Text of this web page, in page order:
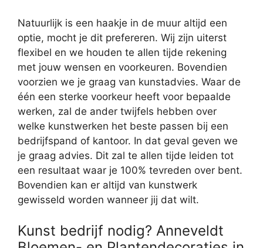
Natuurlijk is een haakje in de muur altijd een
optie, mocht je dit prefereren. Wij zijn uiterst
flexibel en we houden te allen tijde rekening
met jouw wensen en voorkeuren. Bovendien
voorzien we je graag van kunstadvies. Waar de
één een sterke voorkeur heeft voor bepaalde
werken, zal de ander twijfels hebben over
welke kunstwerken het beste passen bij een
bedrijfspand of kantoor. In dat geval geven we
je graag advies. Dit zal te allen tijde leiden tot
een resultaat waar je 100% tevreden over bent.
Bovendien kan er altijd van kunstwerk
gewisseld worden wanneer jij dat wilt.
Kunst bedrijf nodig? Anneveldt